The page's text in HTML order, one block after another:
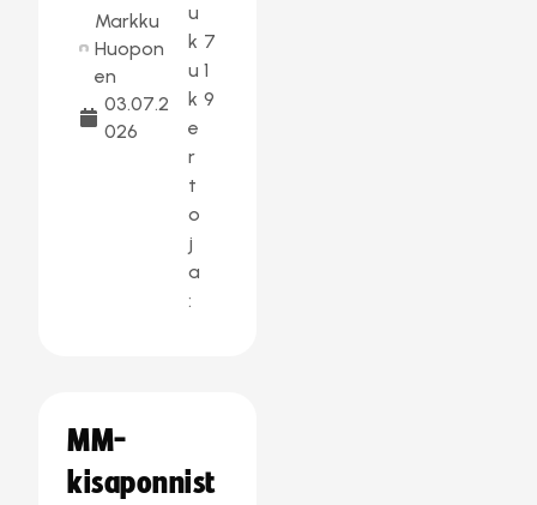
Markku
Huopon
en
03.07.2
026
u
k
u
k
e
r
t
o
j
a
:
7
1
9
MM-
kisaponnist